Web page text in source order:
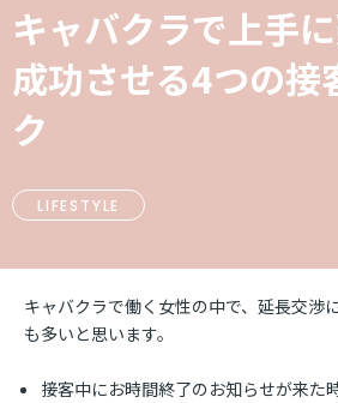
キャバクラで上手
成功させる4つの接
ク
LIFESTYLE
キャバクラで働く女性の中で、延長交渉
も多いと思います。
接客中にお時間終了のお知らせが来た